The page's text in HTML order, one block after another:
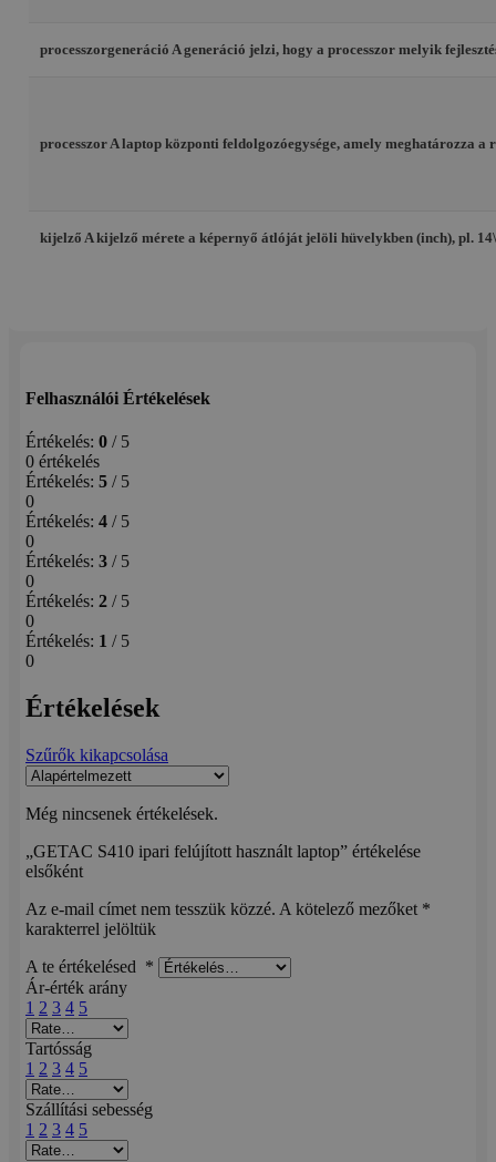
processzorgeneráció A generáció jelzi, hogy a processzor melyik
processzorA laptop központi feldolgozóegysége, amely meghatározza
kijelző A kijelző mérete a képernyő átlóját jelöli hüvelykben (inch), pl.
Felhasználói Értékelések
Értékelés: 0 / 5
0 értékelés
Értékelés: 5 / 5
0
Értékelés: 4 / 5
0
Értékelés: 3 / 5
0
Értékelés: 2 / 5
0
Értékelés: 1 / 5
0
Értékelések
Szűrők kikapcsolása
Még nincsenek értékelések.
„GETAC S410 ipari felújított használt laptop” értékelése
elsőként
Az e-mail címet nem tesszük közzé. A kötelező mezőket *
karakterrel jelöltük
A te értékelésed *
Ár-érték arány
1 2 3 4 5
Tartósság
1 2 3 4 5
Szállítási sebesség
1 2 3 4 5